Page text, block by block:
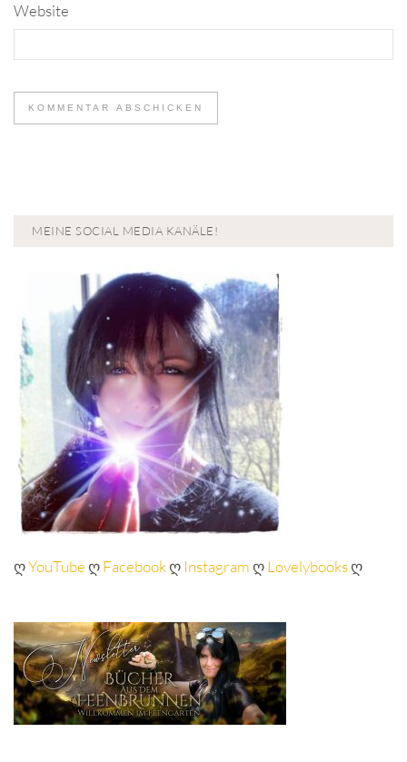
Website
MEINE SOCIAL MEDIA KANÄLE!
ღYouTubeღFacebookღ InstagramღLovelybooksღ